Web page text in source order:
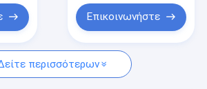
Επικοινωνήστε
περισσότερων